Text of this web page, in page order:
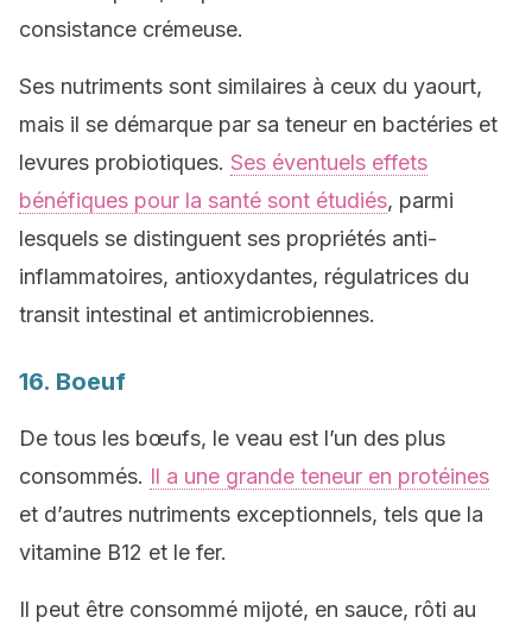
consistance crémeuse.
Ses nutriments sont similaires à ceux du yaourt,
mais il se démarque par sa teneur en bactéries et
levures probiotiques. Ses éventuels effets
bénéfiques pour la santé sont étudiés, parmi
lesquels se distinguent ses propriétés anti-
inflammatoires, antioxydantes, régulatrices du
transit intestinal et antimicrobiennes.
16. Boeuf
De tous les bœufs, le veau est l’un des plus
consommés. Il a une grande teneur en protéines
et d’autres nutriments exceptionnels, tels que la
vitamine B12 et le fer.
Il peut être consommé mijoté, en sauce, rôti au